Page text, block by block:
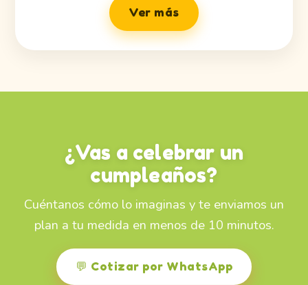
Ver más
¿Vas a celebrar un
cumpleaños?
Cuéntanos cómo lo imaginas y te enviamos un
plan a tu medida en menos de 10 minutos.
💬 Cotizar por WhatsApp